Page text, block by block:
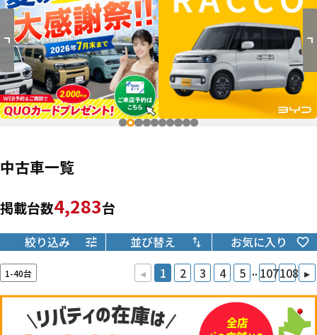
中古車一覧
掲載台数4,283台
絞り込み 並び替え お気に入り
1-40台 ◂ 1 2 3 4 5 .. 107108 ▸